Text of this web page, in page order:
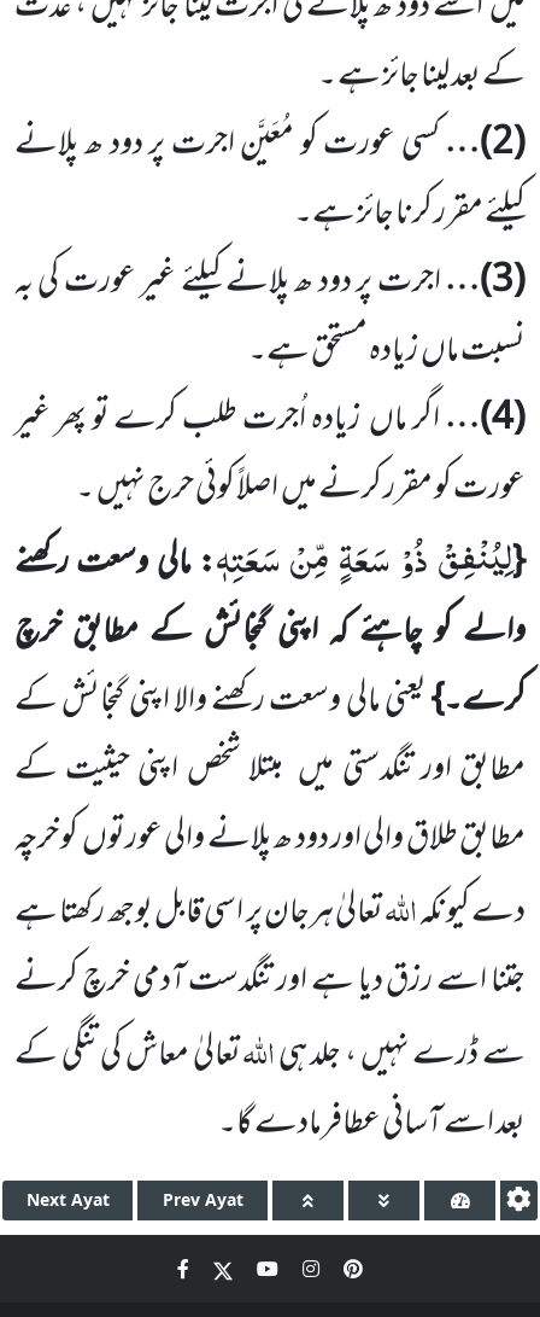
کے بعد لینا جائز ہے ۔
(
2
)…کسی عورت کو مُعَیَّن اجرت پر دود ھ پلانے
کیلئے مقرر کرنا جائز ہے۔
(
3
)…اجرت پر دود ھ پلانے کیلئے غیر عورت کی بہ
نسبت ماںزیادہ مستحق ہے۔
(
4
)…اگر ماںزیادہ اُجرت طلب کرے تو پھر غیر
عورت کو مقرر کرنے میںاصلاً کوئی حرج نہیں۔
{لِیُنْفِقْ ذُوْ سَعَةٍ مِّنْ سَعَتِهٖ: مالی وسعت رکھنے
والے کو چاہئے کہ اپنی گنجائش کے مطابق خرچ
کرے۔}یعنیمالی وسعت رکھنے والا اپنی گنجائش کے
مطابق اور تنگدستی میں مبتلا شخص اپنی حیثیت کے
مطابق طلاق والی اور دود ھپلانے والی عورتوںکو خرچہ
دے کیونکہاللّٰہتعالیٰ ہرجان پر اسی قابل بوجھ رکھتا ہے
جتنا اسے رزق دیا ہے اور تنگدستآدمی خرچ کرنے
سے ڈرے نہیں ، جلد ہیاللّٰہتعالیٰ معاش کی تنگی کے
بعد اسے آسانی عطافرمادے گا۔
Next Ayat Prev Ayat